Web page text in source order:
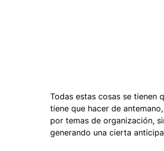
Todas estas cosas se tienen
tiene que hacer de
por temas de organización,
generando una cierta